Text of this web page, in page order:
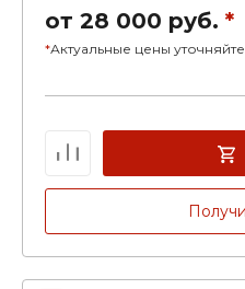
от 28 000 руб. *
*Актуальные цены